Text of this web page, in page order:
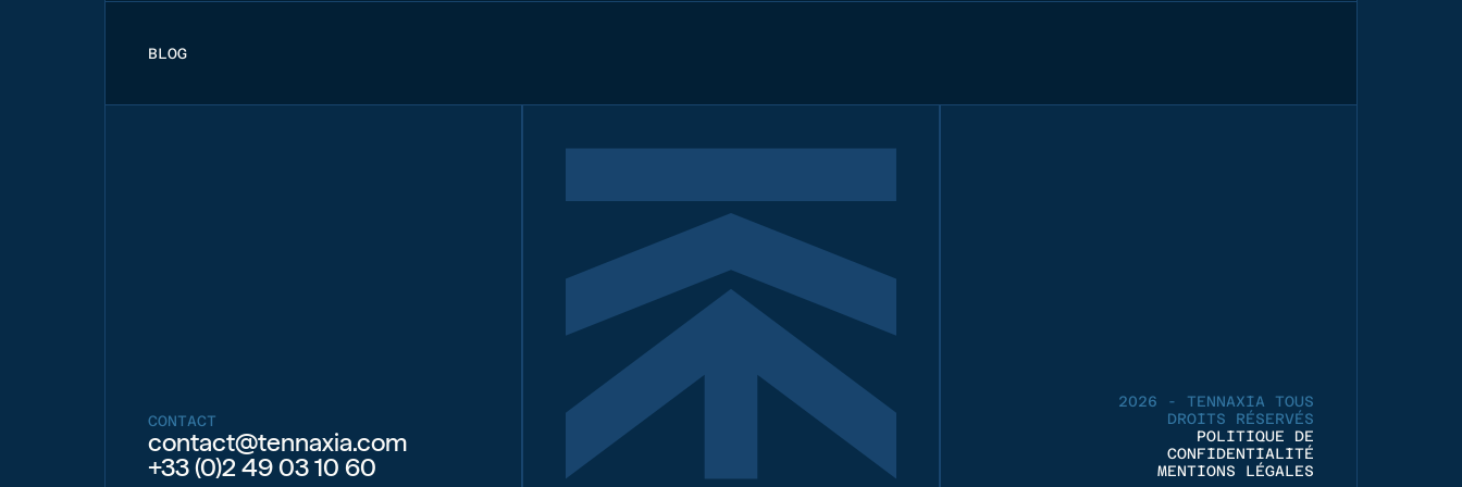
BLOG
CONTACT
contact@tennaxia.com
+33 (0)2 49 03 10 60
2026 - TENNAXIA TOUS
DROITS RÉSERVÉS
POLITIQUE DE
CONFIDENTIALITÉ
MENTIONS LÉGALES